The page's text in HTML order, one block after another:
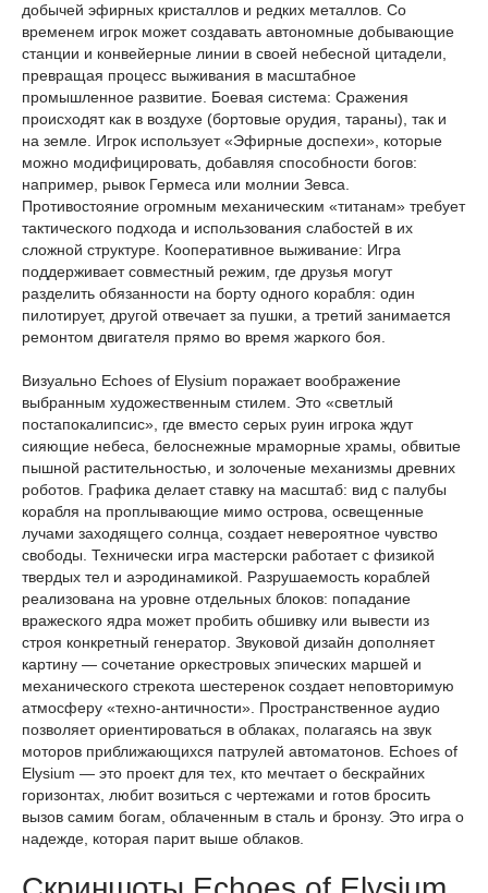
добычей эфирных кристаллов и редких металлов. Со
временем игрок может создавать автономные добывающие
станции и конвейерные линии в своей небесной цитадели,
превращая процесс выживания в масштабное
промышленное развитие. Боевая система: Сражения
происходят как в воздухе (бортовые орудия, тараны), так и
на земле. Игрок использует «Эфирные доспехи», которые
можно модифицировать, добавляя способности богов:
например, рывок Гермеса или молнии Зевса.
Противостояние огромным механическим «титанам» требует
тактического подхода и использования слабостей в их
сложной структуре. Кооперативное выживание: Игра
поддерживает совместный режим, где друзья могут
разделить обязанности на борту одного корабля: один
пилотирует, другой отвечает за пушки, а третий занимается
ремонтом двигателя прямо во время жаркого боя.
Визуально Echoes of Elysium поражает воображение
выбранным художественным стилем. Это «светлый
постапокалипсис», где вместо серых руин игрока ждут
сияющие небеса, белоснежные мраморные храмы, обвитые
пышной растительностью, и золоченые механизмы древних
роботов. Графика делает ставку на масштаб: вид с палубы
корабля на проплывающие мимо острова, освещенные
лучами заходящего солнца, создает невероятное чувство
свободы. Технически игра мастерски работает с физикой
твердых тел и аэродинамикой. Разрушаемость кораблей
реализована на уровне отдельных блоков: попадание
вражеского ядра может пробить обшивку или вывести из
строя конкретный генератор. Звуковой дизайн дополняет
картину — сочетание оркестровых эпических маршей и
механического стрекота шестеренок создает неповторимую
атмосферу «техно-античности». Пространственное аудио
позволяет ориентироваться в облаках, полагаясь на звук
моторов приближающихся патрулей автоматонов. Echoes of
Elysium — это проект для тех, кто мечтает о бескрайних
горизонтах, любит возиться с чертежами и готов бросить
вызов самим богам, облаченным в сталь и бронзу. Это игра о
надежде, которая парит выше облаков.